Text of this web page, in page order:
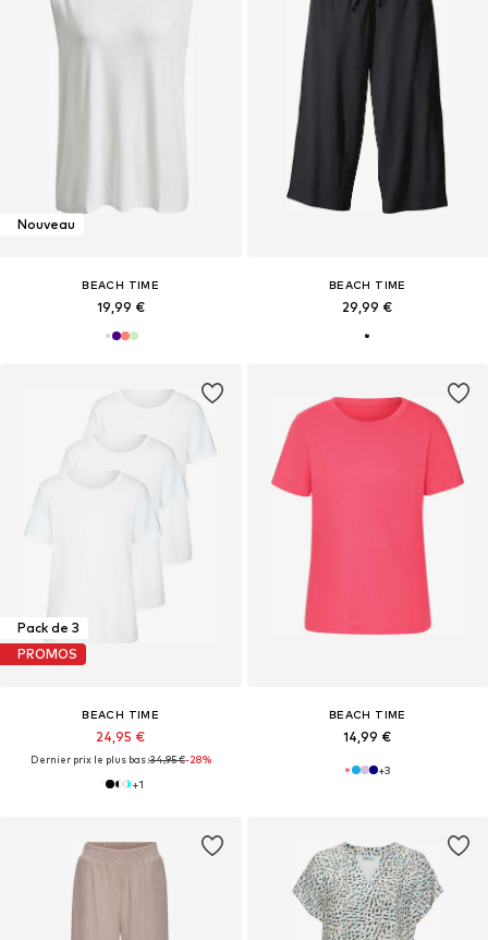
Nouveau
BEACH TIME
19,99 €
BEACH TIME
29,99 €
Pack de 3
PROMOS
BEACH TIME
24,95 €
Dernier prix le plus bas :34,95 €-28%
+1
BEACH TIME
14,99 €
+3